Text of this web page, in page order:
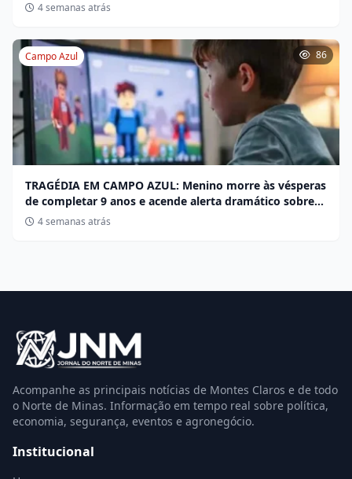
4 semanas atrás
Campo Azul 86
TRAGÉDIA EM CAMPO AZUL: Menino morre às vésperas
de completar 9 anos e acende alerta dramático sobre
desafios no Roblox
4 semanas atrás
Acompanhe as principais notícias de Montes Claros e de todo
o Norte de Minas. Informação em tempo real sobre política,
economia, segurança, eventos e agronegócio.
Institucional